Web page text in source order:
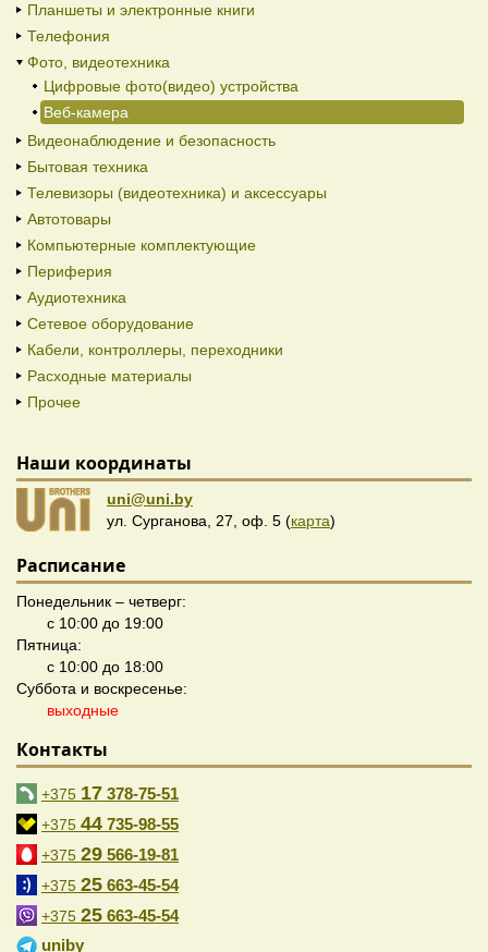
Планшеты и электронные книги
Телефония
Фото, видеотехника
Цифровые фото(видео) устройства
Веб-камера
Видеонаблюдение и безопасность
Бытовая техника
Телевизоры (видеотехника) и аксессуары
Автотовары
Компьютерные комплектующие
Периферия
Аудиотехника
Сетевое оборудование
Кабели, контроллеры, переходники
Расходные материалы
Прочее
Наши координаты
uni@uni.by
ул. Сурганова, 27, оф. 5 (карта)
Расписание
Понедельник – четверг:
с 10:00 до 19:00
Пятница:
с 10:00 до 18:00
Суббота и воскресенье:
выходные
Контакты
+375 17 378-75-51
+375 44 735-98-55
+375 29 566-19-81
+375 25 663-45-54
+375 25 663-45-54
uniby